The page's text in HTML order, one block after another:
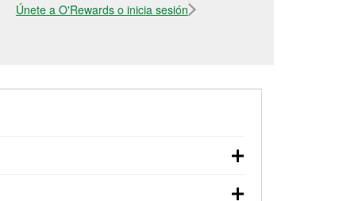
Únete a O'Rewards o inicia sesión